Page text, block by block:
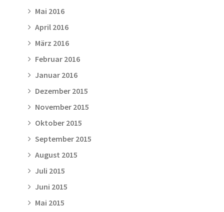
Mai 2016
April 2016
März 2016
Februar 2016
Januar 2016
Dezember 2015
November 2015
Oktober 2015
September 2015
August 2015
Juli 2015
Juni 2015
Mai 2015